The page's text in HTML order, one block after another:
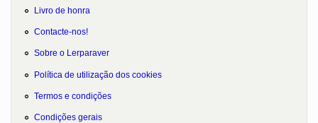
Livro de honra
Contacte-nos!
Sobre o Lerparaver
Política de utilização dos cookies
Termos e condições
Condições gerais